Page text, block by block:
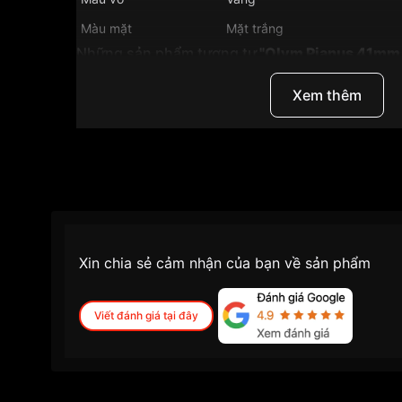
Màu mặt
Mặt trắng
Những sản phẩm tương tự
"Olym Pianus
Xem thêm
Xin chia sẻ cảm nhận của bạn về sản phẩm
Viết đánh giá tại đây